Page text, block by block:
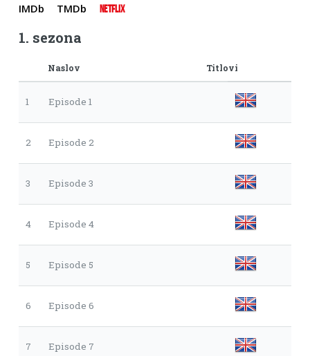
IMDb TMDb NETFLIX
1. sezona
Naslov Titlovi
1 Episode 1
2 Episode 2
3 Episode 3
4 Episode 4
5 Episode 5
6 Episode 6
7 Episode 7